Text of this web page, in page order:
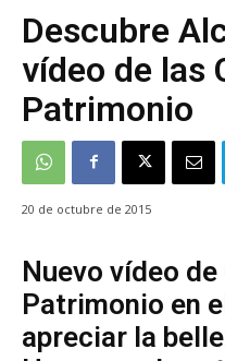
Descubre
vídeo de las
Patrimonio
20 de octubre de 2015
Nuevo vídeo
Patrimonio en
apreciar la